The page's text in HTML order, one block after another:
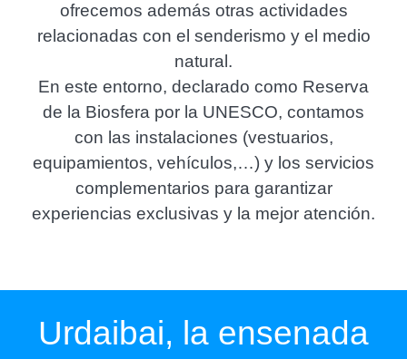
ofrecemos además otras actividades
relacionadas con el senderismo y el medio
natural.
En este entorno, declarado como Reserva
de la Biosfera por la UNESCO, contamos
con las instalaciones (vestuarios,
equipamientos, vehículos,…) y los servicios
complementarios para garantizar
experiencias exclusivas y la mejor atención.
Urdaibai, la ensenada